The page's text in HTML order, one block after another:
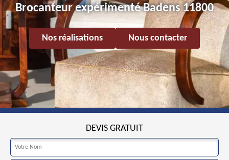
Brocanteur expérimenté Badens 11800
Nos réalisations Nous contacter
DEVIS GRATUIT